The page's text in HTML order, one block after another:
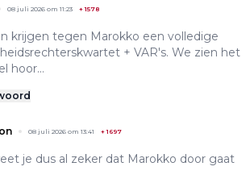
08 juli 2026 om 11:23 +1578
krijgen tegen Marokko een volledige
+ VAR's. We zien het
hoor...
08 juli 2026 om 13:41 +1697
je dus al zeker dat Marokko door gaat